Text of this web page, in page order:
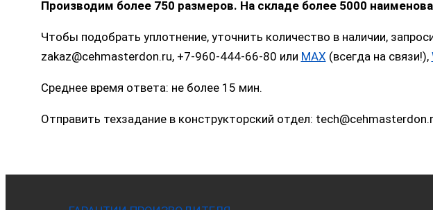
Производим более 750 размеров. На складе более 5000
Чтобы подобрать уплотнение, уточнить количество в наличии,
zakaz@cehmasterdon.ru, +7-960-444-66-80 или MAX (всегда на связи!),
Среднее время ответа: не более 15 мин.
Отправить техзадание в конструкторский отдел: